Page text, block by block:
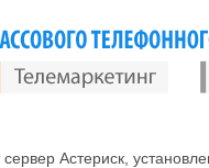
Астериск,